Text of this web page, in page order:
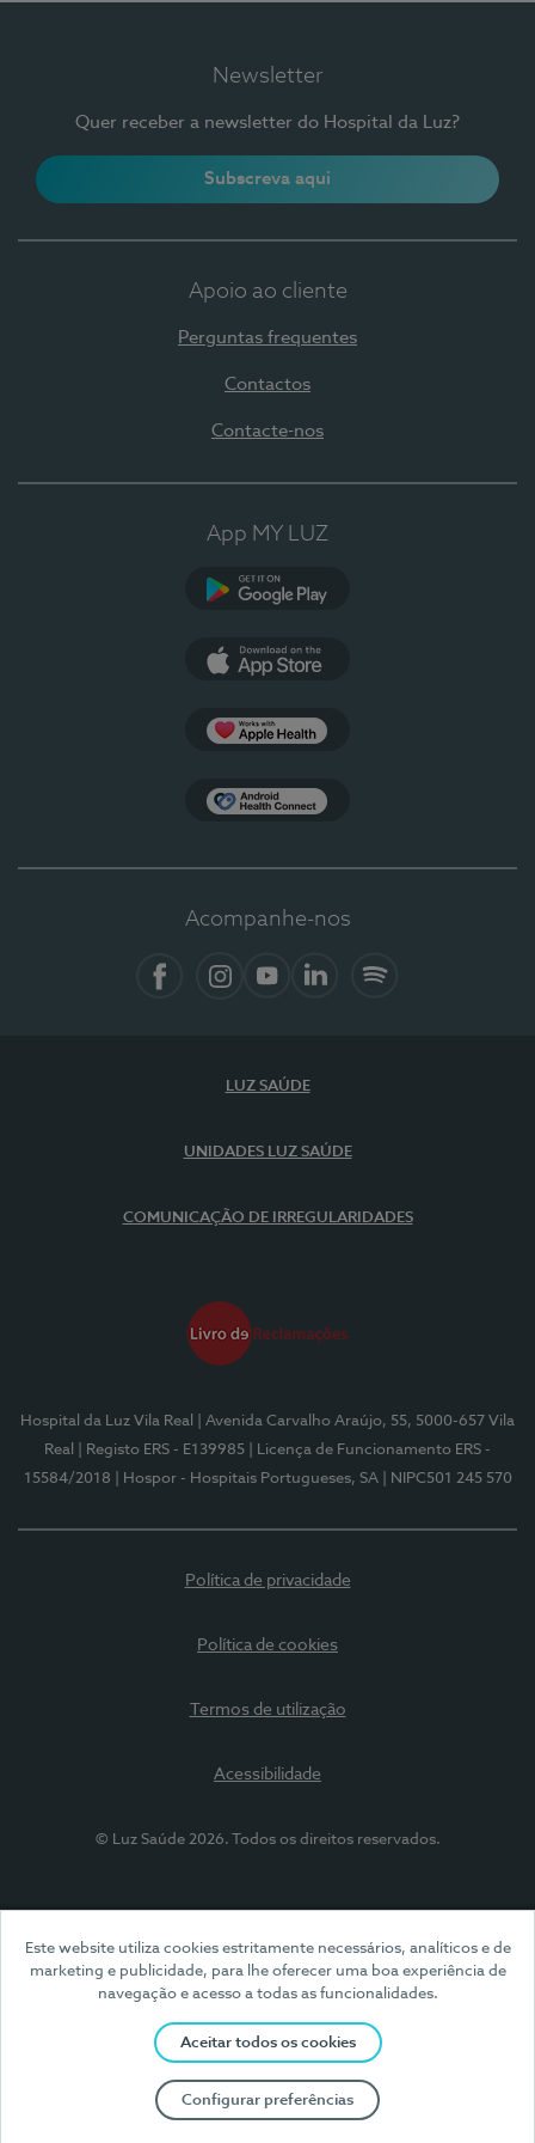
Este website utiliza cookies estritamente necessários, analíticos e de
marketing e publicidade, para lhe oferecer uma boa experiência de
navegação e acesso a todas as funcionalidades.
Aceitar todos os cookies
Configurar preferências
Newsletter
Quer receber a newsletter do Hospital da Luz?
Subscreva aqui
Apoio ao cliente
Perguntas frequentes
Contactos
Contacte-nos
App MY LUZ
Acompanhe-nos
LUZ SAÚDE
UNIDADES LUZ SAÚDE
COMUNICAÇÃO DE IRREGULARIDADES
Hospital da Luz Vila Real
| Avenida Carvalho Araújo, 55, 5000-657 Vila
Real
| Registo ERS - E139985
| Licença de Funcionamento ERS -
15584/2018
| Hospor - Hospitais Portugueses, SA | NIPC501 245 570
Política de privacidade
Política de cookies
Termos de utilização
Acessibilidade
© Luz Saúde 2026. Todos os direitos reservados.